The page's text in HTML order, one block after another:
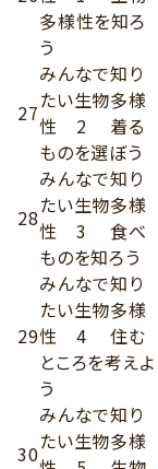
多様性を知ろ
う
27
みんなで知り
たい生物多様
性 2 着る
ものを選ぼう
28
みんなで知り
たい生物多様
性 3 食べ
ものを知ろう
29
みんなで知り
たい生物多様
性 4 住む
ところを考えよ
う
30
みんなで知り
たい生物多様